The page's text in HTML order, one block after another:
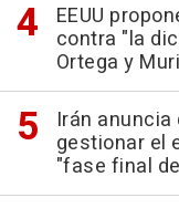
EEUU
contra "la
Ortega y
Irán
gestionar el
"fase final